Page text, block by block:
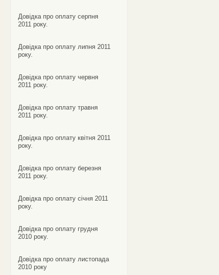
Довідка про оплату серпня
2011 року.
Довідка про оплату липня 2011
року.
Довідка про оплату червня
2011 року.
Довідка про оплату травня
2011 року.
Довідка про оплату квітня 2011
року.
Довідка про оплату березня
2011 року.
Довідка про оплату січня 2011
року.
Довідка про оплату грудня
2010 року.
Довідка про оплату листопада
2010 року